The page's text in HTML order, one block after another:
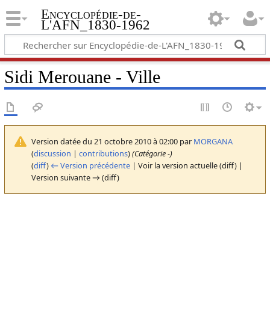
Encyclopédie-de-
L'AFN_1830-1962
Sidi Merouane - Ville
Version datée du 21 octobre 2010 à 02:00 par MORGANA
(discussion | contributions)(Catégorie -)
(diff) ← Version précédente| Voir la version actuelle (diff) |
Version suivante → (diff)